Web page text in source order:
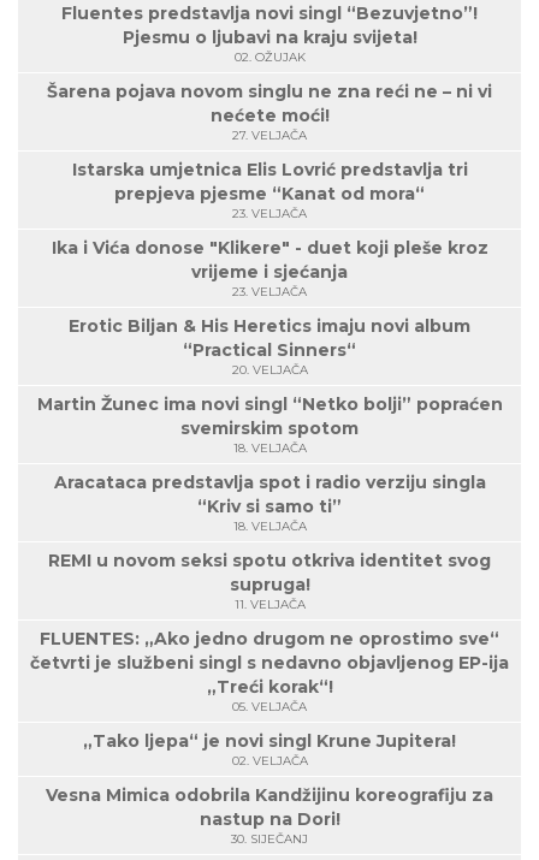
Fluentes predstavlja novi singl “Bezuvjetno”!
Pjesmu o ljubavi na kraju svijeta!
02. OŽUJAK
Šarena pojava novom singlu ne zna reći ne – ni vi
nećete moći!
27. VELJAČA
Istarska umjetnica Elis Lovrić predstavlja tri
prepjeva pjesme “Kanat od mora“
23. VELJAČA
Ika i Vića donose "Klikere" - duet koji pleše kroz
vrijeme i sjećanja
23. VELJAČA
Erotic Biljan & His Heretics imaju novi album
“Practical Sinners“
20. VELJAČA
Martin Žunec ima novi singl “Netko bolji” popraćen
svemirskim spotom
18. VELJAČA
Aracataca predstavlja spot i radio verziju singla
“Kriv si samo ti”
18. VELJAČA
REMI u novom seksi spotu otkriva identitet svog
supruga!
11. VELJAČA
FLUENTES: „Ako jedno drugom ne oprostimo sve“
četvrti je službeni singl s nedavno objavljenog EP-ija
„Treći korak“!
05. VELJAČA
„Tako ljepa“ je novi singl Krune Jupitera!
02. VELJAČA
Vesna Mimica odobrila Kandžijinu koreografiju za
nastup na Dori!
30. SIJEČANJ